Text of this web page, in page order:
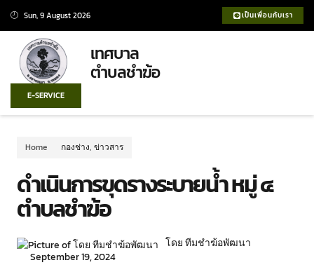
Sun, 9 August 2026 เป็นเพื่อนกับเรา
เทศบาล
ตำบลชำฆ้อ
E-SERVICE
Home กองช่าง, ข่าวสาร
ดำเนินการขุดรางระบายน้ำ หมู่ ๔
ตำบลชำฆ้อ
โดย ทีมชำฆ้อพัฒนา
September 19, 2024